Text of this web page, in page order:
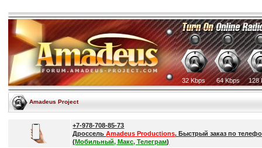
32 Kbps 64 Kbps 128
Amadeus Project
+7-978-708-85-73
ДроссельAmadeus Productions. Быстрый заказ по
(Мобильный, Макс, Телеграм)